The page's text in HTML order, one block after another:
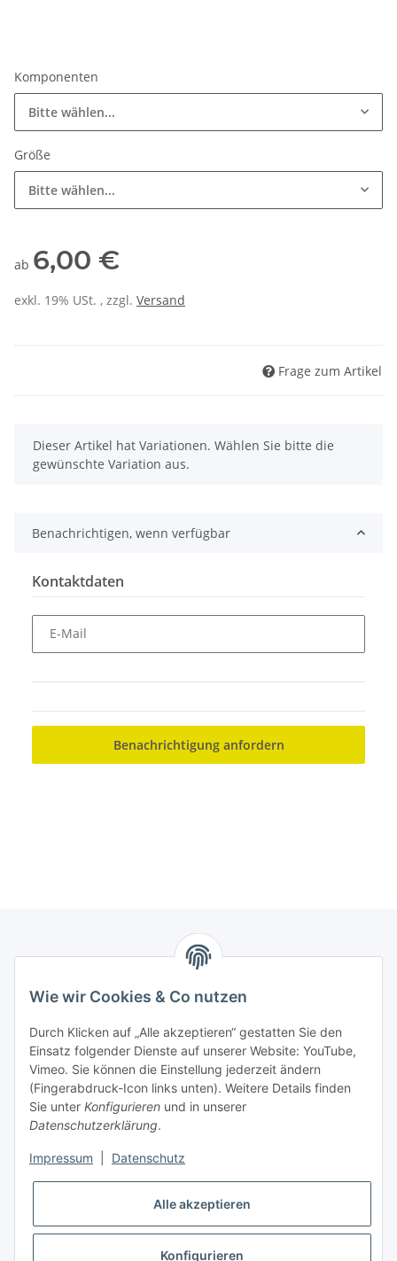
Komponenten
Bitte wählen...
Größe
Bitte wählen...
ab 6,00 €
exkl. 19% USt. , zzgl. Versand
Frage zum Artikel
x
Dieser Artikel hat Variationen. Wählen Sie bitte die
gewünschte Variation aus.
Benachrichtigen, wenn verfügbar
Kontaktdaten
E-Mail
Benachrichtigung anfordern
PROMADENT UG
Im Nordfeld 13
29336 Nienhagen
info@promadent.de
+49 (0) 5144 / 6980 - 200
Wie wir Cookies & Co nutzen
Durch Klicken auf „Alle akzeptieren“ gestatten Sie den
Einsatz folgender Dienste auf unserer Website: YouTube,
Vimeo. Sie können die Einstellung jederzeit ändern
(Fingerabdruck-Icon links unten). Weitere Details finden
Sie unter Konfigurieren und in unserer
Datenschutzerklärung.
Impressum Datenschutz
Alle akzeptieren
Konfigurieren